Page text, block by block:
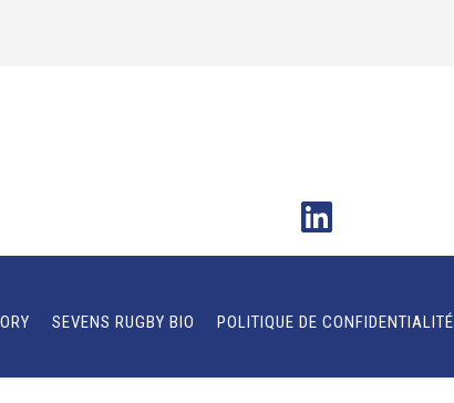
SEVENS RUGBY BIO POLITIQUE DE CONFIDENTIALITÉ